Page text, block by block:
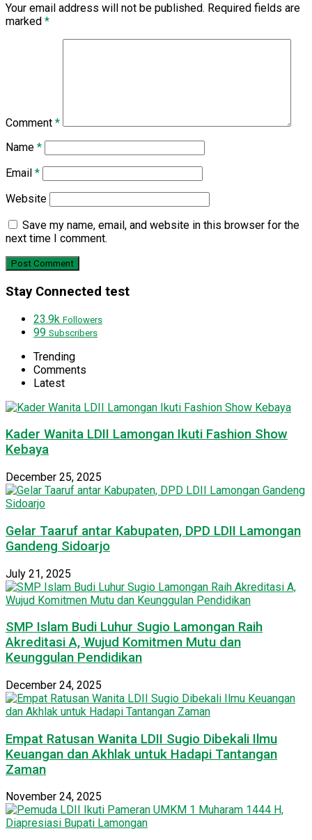
Your email address will not be published. Required fields are
marked *
Comment *
Name *
Email *
Website
Save my name, email, and website in this browser for the
next time I comment.
Stay Connected test
23.9k Followers
99 Subscribers
Trending
Comments
Latest
Kader Wanita LDII Lamongan Ikuti Fashion Show
Kebaya
December 25, 2025
Gelar Taaruf antar Kabupaten, DPD LDII Lamongan
Gandeng Sidoarjo
July 21, 2025
SMP Islam Budi Luhur Sugio Lamongan Raih
Akreditasi A, Wujud Komitmen Mutu dan
Keunggulan Pendidikan
December 24, 2025
Empat Ratusan Wanita LDII Sugio Dibekali Ilmu
Keuangan dan Akhlak untuk Hadapi Tantangan
Zaman
November 24, 2025